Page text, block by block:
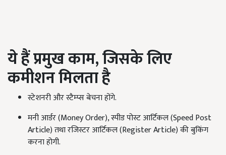
येहैंप्रमुखकाम,जिसकेलिए
कमीशनमिलताहै
स्टेशनरी और स्टैम्प्स बेचना होंगे.
मनी आर्डर (Money Order), स्पीड पोस्ट आर्टिकल (Speed Post
Article) तथा रजिस्टर आर्टिकल (Register Article) की बुकिंग
करना होगी.